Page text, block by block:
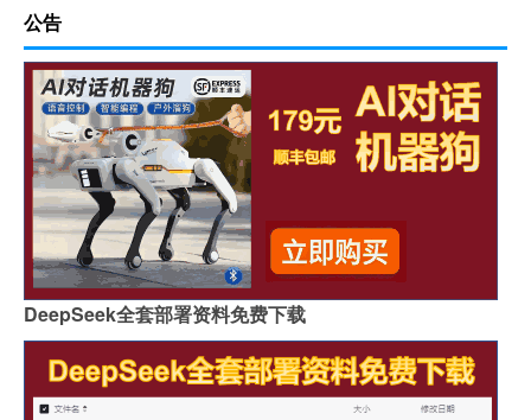
公告
DeepSeek全套部署资料免费下载